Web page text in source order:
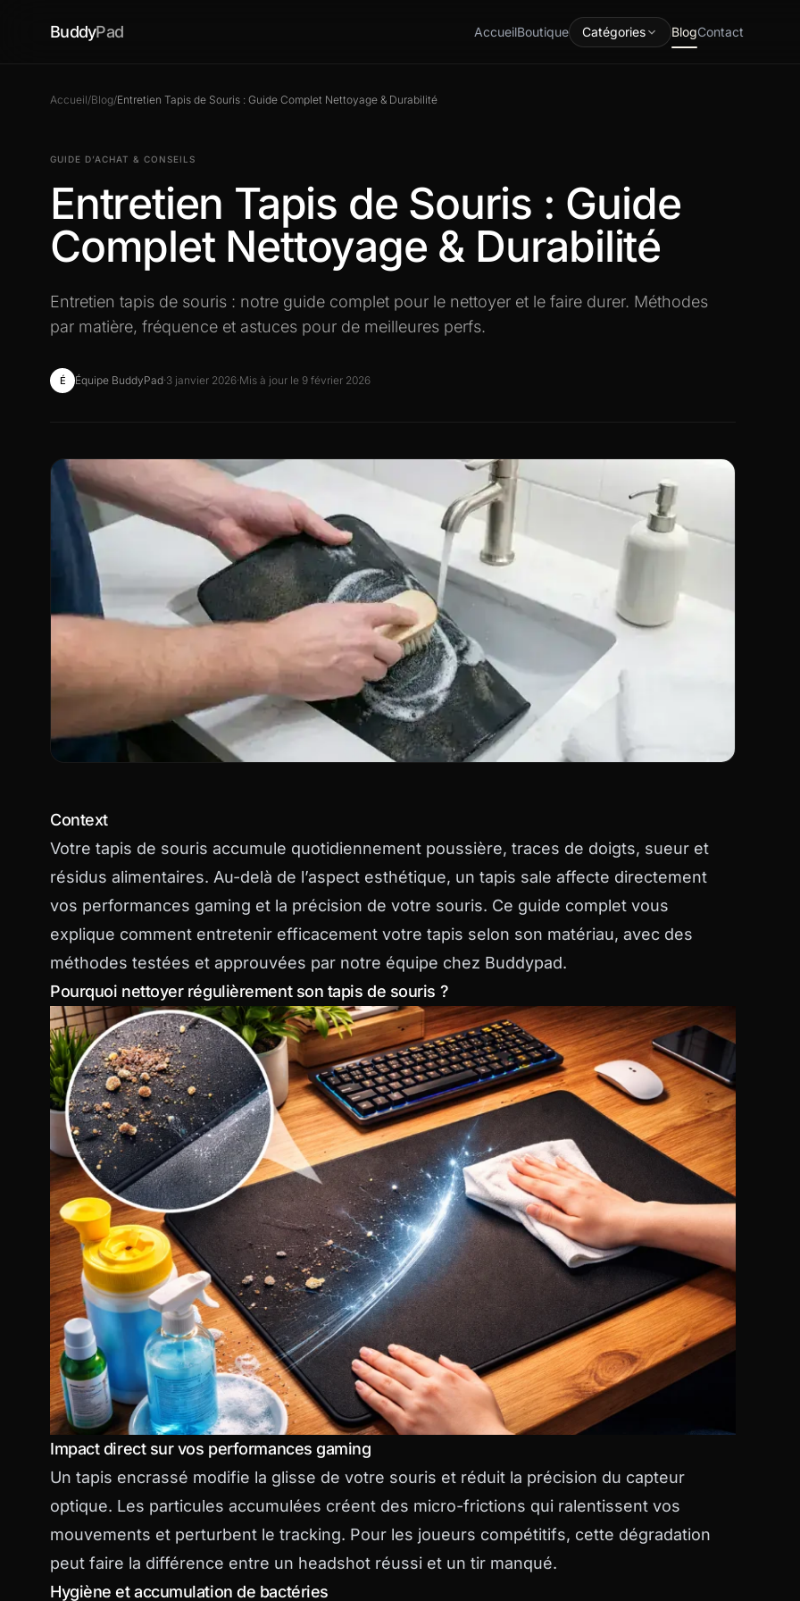
BuddyPad AccueilBoutique Catégories BlogContact
Accueil/Blog/Entretien Tapis de Souris : Guide Complet Nettoyage & Durabilité
GUIDE D’ACHAT & CONSEILS
Entretien Tapis de Souris : Guide
Complet Nettoyage & Durabilité
Entretien tapis de souris : notre guide complet pour le nettoyer et le faire durer. Méthodes
par matière, fréquence et astuces pour de meilleures perfs.
É Équipe BuddyPad·3 janvier 2026·Mis à jour le 9 février 2026
Context
Votre tapis de souris accumule quotidiennement poussière, traces de doigts, sueur et
résidus alimentaires. Au-delà de l’aspect esthétique, un tapis sale affecte directement
vos performances gaming et la précision de votre souris. Ce guide complet vous
explique comment entretenir efficacement votre tapis selon son matériau, avec des
méthodes testées et approuvées par notre équipe chez Buddypad.
Pourquoi nettoyer régulièrement son tapis de souris ?
Impact direct sur vos performances gaming
Un tapis encrassé modifie la glisse de votre souris et réduit la précision du capteur
optique. Les particules accumulées créent des micro-frictions qui ralentissent vos
mouvements et perturbent le tracking. Pour les joueurs compétitifs, cette dégradation
peut faire la différence entre un headshot réussi et un tir manqué.
Hygiène et accumulation de bactéries